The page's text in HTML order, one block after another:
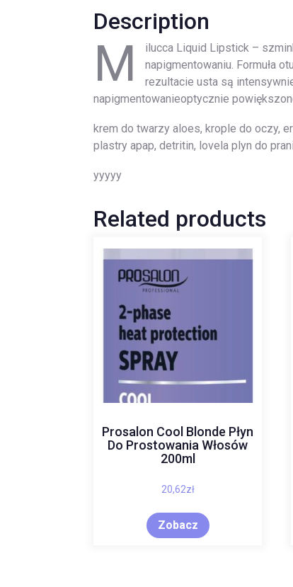
Description
M
ilucca Liquid Lipstick –
napigmentowaniu. Formuła
rezultacie usta są
napigmentowanieoptycznie
krem do twarzy aloes, krople do oczy,
plastry apap, detritin, lovela plyn do
yyyyy
Related products
Prosalon Cool Blonde Płyn
Do Prostowania Włosów
200ml
20,62zł
Zobacz